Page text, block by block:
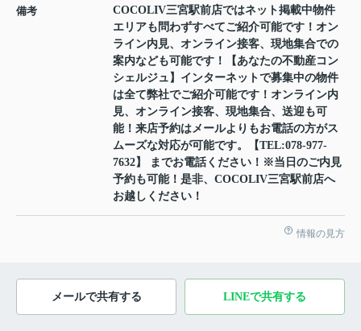
備考
COCOLIV三宮駅前店ではネット掲載中物件
エリアも問わずすべてご紹介可能です！オン
ライン内見、オンライン接客、現地集合での
案内なども可能です！【あなたの不動産コン
シェルジュ】インターネットで募集中の物件
は全て弊社でご紹介可能です！オンライン内
見、オンライン接客、現地集合、送迎も可
能！来店予約はメールよりもお電話の方がス
ムーズな対応が可能です。【TEL:078-977-
7632】 までお電話ください！※当日のご内見
予約も可能！是非、COCOLIV三宮駅前店へ
お越しください！
情報の見方
メールで共有する LINEで共有する